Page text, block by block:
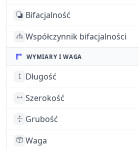
Bifacjalność
Współczynnik bifacjalności
WYMIARY I WAGA
Długość
Szerokość
Grubość
Waga